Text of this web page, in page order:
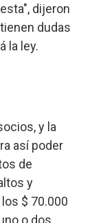
dijeron
dudas
la ley.
y la
así poder
de
y
$ 70.000
o dos